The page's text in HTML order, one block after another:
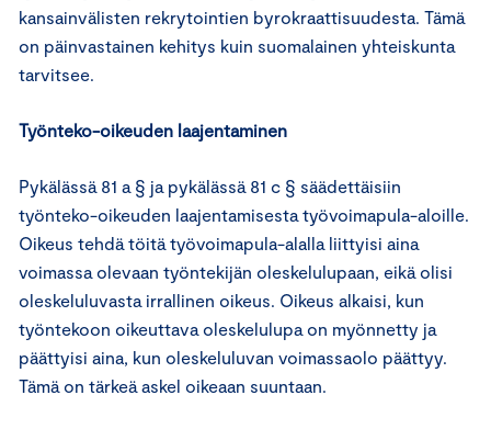
kansainvälisten rekrytointien byrokraattisuudesta. Tämä
on päinvastainen kehitys kuin suomalainen yhteiskunta
tarvitsee.
Työnteko-oikeuden laajentaminen
Pykälässä 81 a § ja pykälässä 81 c § säädettäisiin
työnteko-oikeuden laajentamisesta työvoimapula-aloille.
Oikeus tehdä töitä työvoimapula-alalla liittyisi aina
voimassa olevaan työntekijän oleskelulupaan, eikä olisi
oleskeluluvasta irrallinen oikeus. Oikeus alkaisi, kun
työntekoon oikeuttava oleskelulupa on myönnetty ja
päättyisi aina, kun oleskeluluvan voimassaolo päättyy.
Tämä on tärkeä askel oikeaan suuntaan.